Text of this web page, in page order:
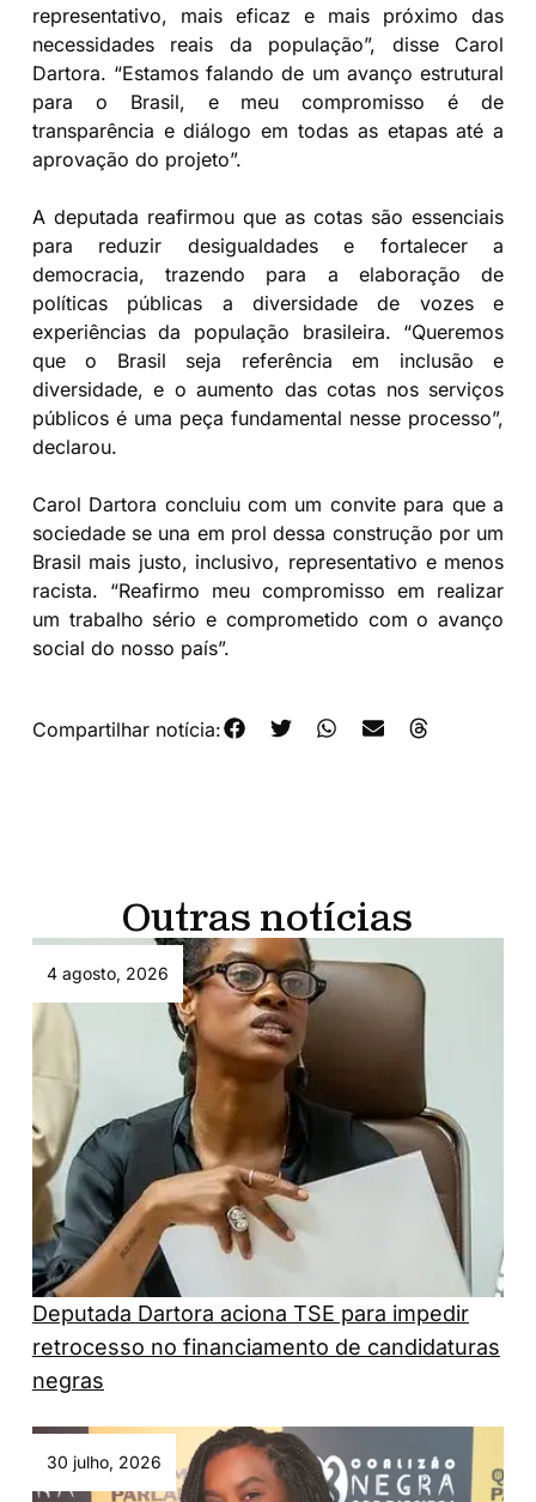
representativo, mais eficaz e mais próximo das
necessidades reais da população”, disse Carol
Dartora. “Estamos falando de um avanço estrutural
para o Brasil, e meu compromisso é de
transparência e diálogo em todas as etapas até a
aprovação do projeto”.
A deputada reafirmou que as cotas são essenciais
para reduzir desigualdades e fortalecer a
democracia, trazendo para a elaboração de
políticas públicas a diversidade de vozes e
experiências da população brasileira. “Queremos
que o Brasil seja referência em inclusão e
diversidade, e o aumento das cotas nos serviços
públicos é uma peça fundamental nesse processo”,
declarou.
Carol Dartora concluiu com um convite para que a
sociedade se una em prol dessa construção por um
Brasil mais justo, inclusivo, representativo e menos
racista. “Reafirmo meu compromisso em realizar
um trabalho sério e comprometido com o avanço
social do nosso país”.
Compartilhar notícia:
Outras notícias
4 agosto, 2026
Deputada Dartora aciona TSE para impedir
retrocesso no financiamento de candidaturas
negras
30 julho, 2026